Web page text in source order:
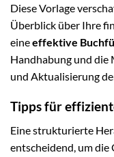
Diese Vorlage
Überblick über Ihre
eineeffektive
Handhabung und die
und Aktualisierung
Tipps für
Eine strukturierte
entscheidend, um die